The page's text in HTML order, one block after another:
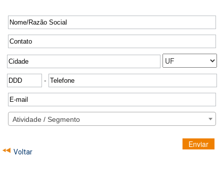
-
Atividade / Segmento
Enviar
Voltar